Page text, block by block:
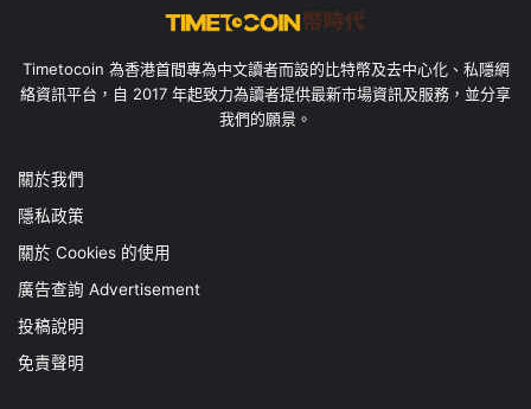
Timetocoin 為香港首間專為中文讀者而設的比特幣及去中心化、私隱網
絡資訊平台，自 2017 年起致力為讀者提供最新市場資訊及服務，並分享
我們的願景。
關於我們
隱私政策
關於 Cookies 的使用
廣告查詢 Advertisement
投稿說明
免責聲明